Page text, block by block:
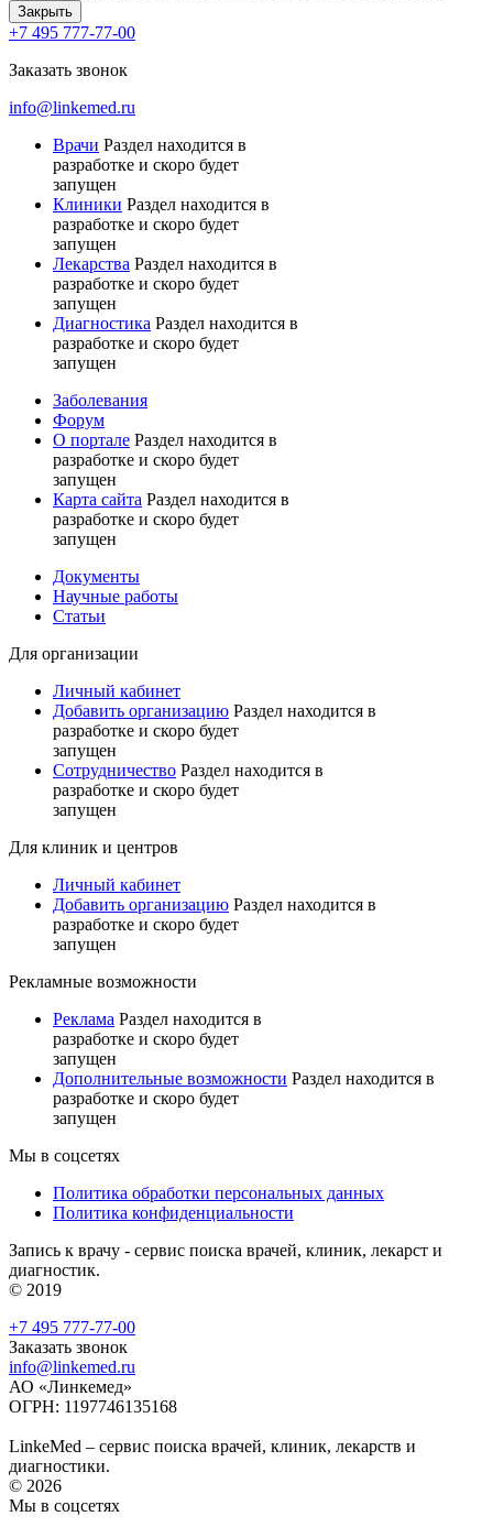
Закрыть
+7 495 777-77-00
Заказать звонок
info@linkemed.ru
Врачи Раздел находится в
разработке и скоро будет
запущен
Клиники Раздел находится в
разработке и скоро будет
запущен
Лекарства Раздел находится в
разработке и скоро будет
запущен
Диагностика Раздел находится в
разработке и скоро будет
запущен
Заболевания
Форум
О портале Раздел находится в
разработке и скоро будет
запущен
Карта сайта Раздел находится в
разработке и скоро будет
запущен
Документы
Научные работы
Статьи
Для организации
Личный кабинет
Добавить организацию Раздел находится в
разработке и скоро будет
запущен
Сотрудничество Раздел находится в
разработке и скоро будет
запущен
Для клиник и центров
Личный кабинет
Добавить организацию Раздел находится в
разработке и скоро будет
запущен
Рекламные возможности
Реклама Раздел находится в
разработке и скоро будет
запущен
Дополнительные возможности Раздел находится в
разработке и скоро будет
запущен
Мы в соцсетях
Политика обработки персональных данных
Политика конфиденциальности
Запись к врачу - сервис поиска врачей, клиник, лекарст и
диагностик.
© 2019
+7 495 777-77-00
Заказать звонок
info@linkemed.ru
АО «Линкемед»
ОГРН: 1197746135168
LinkeMed – сервис поиска врачей, клиник, лекарств и
диагностики.
© 2026
Мы в соцсетях